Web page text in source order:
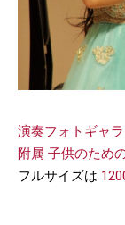
演奏フォトギャ
附属 子供のため
フルサイズは